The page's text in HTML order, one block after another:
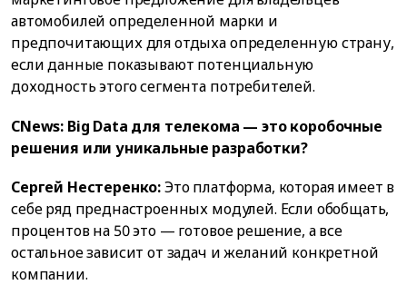
автомобилей определенной марки и
предпочитающих для отдыха определенную страну,
если данные показывают потенциальную
доходность этого сегмента потребителей.
CNews: Big Data для телекома — это коробочные
решения или уникальные разработки?
Сергей Нестеренко:Это платформа, которая имеет в
себе ряд преднастроенных модулей. Если обобщать,
процентов на 50 это — готовое решение, а все
остальное зависит от задач и желаний конкретной
компании.